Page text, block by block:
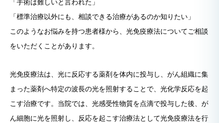
「手術は難しいと言われた」
「標準治療以外にも、相談できる治療があるのか知りたい」
このようなお悩みを持つ患者様から、光免疫療法についてご相談
をいただくことがあります。
光免疫療法は、光に反応する薬剤を体内に投与し、がん組織に集
まった薬剤へ特定の波長の光を照射することで、光化学反応を起
こす治療です。当院では、光感受性物質を点滴で投与した後、が
ん細胞に光を照射し、反応を起こす治療法として光免疫療法を行